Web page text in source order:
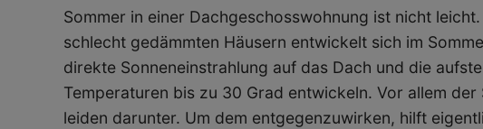
Sommer in einer Dachgeschosswohnung ist nicht
schlecht gedämmten Häusern entwickelt sich im
direkte Sonneneinstrahlung auf das Dach und die
Temperaturen bis zu 30 Grad entwickeln. Vor allem
leiden darunter. Um dem entgegenzuwirken, hilft